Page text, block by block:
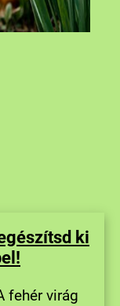
ki
fehér virág